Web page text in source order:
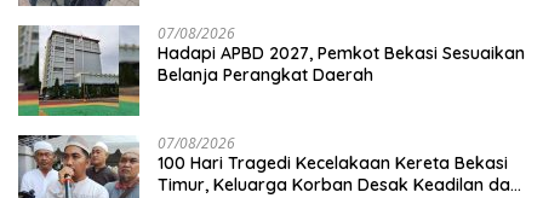
07/08/2026
Hadapi APBD 2027, Pemkot Bekasi Sesuaikan
Belanja Perangkat Daerah
07/08/2026
100 Hari Tragedi Kecelakaan Kereta Bekasi
Timur, Keluarga Korban Desak Keadilan dan